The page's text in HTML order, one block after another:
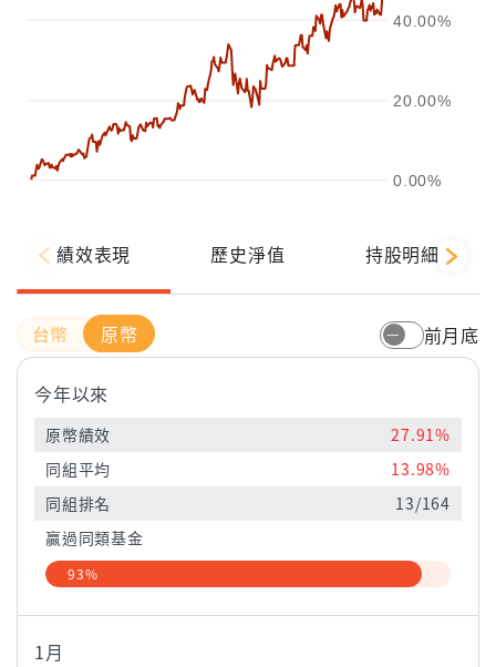
0.00%
20.00%
40.00%
3年
試算
績效表現 歷史淨值 持股明細
原幣 前月底
今年以來
原幣績效
27.91%
同組平均
13.98%
同組排名
13/164
贏過同類基金
93%
1月